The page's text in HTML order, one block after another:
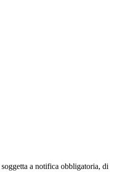
a notifica obbligatoria, di